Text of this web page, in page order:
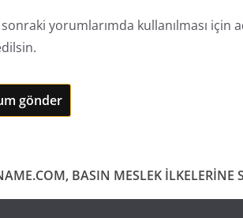
yorumlarımda kullanılması için
BASIN MESLEK İLKELERİNE